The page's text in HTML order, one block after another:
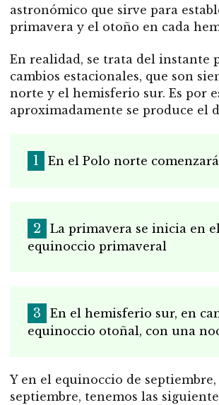
astronómico que sirve para
primavera y el otoño en cada
En realidad, se trata del instante
cambios estacionales, que son
norte y el hemisferio sur. Es por
aproximadamente se produce el
En el Polo norte
La primavera se inicia en
equinoccio primaveral
En el hemisferio sur, en
equinoccio otoñal, con una
Y en el equinoccio de
septiembre, tenemos las